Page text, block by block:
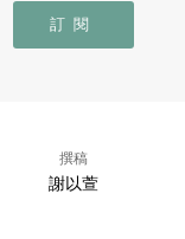
訂閱
撰稿
謝以萱